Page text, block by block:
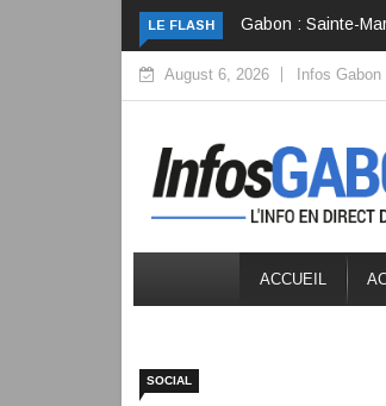
LE FLASH L’inclusion,
August 6, 2026 Infos
ACCUEIL
SOCIAL